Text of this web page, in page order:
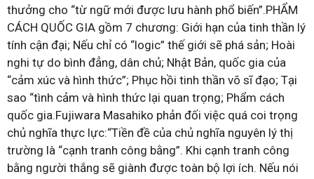
thưởng cho “từ ngữ mới được lưu hành phổ biến”.PHẨM
CÁCH QUỐC GIA gồm 7 chương: Giới hạn của tinh thần lý
tính cận đại; Nếu chỉ có “logic” thế giới sẽ phá sản; Hoài
nghi tự do bình đẳng, dân chủ; Nhật Bản, quốc gia của
“cảm xúc và hình thức”; Phục hồi tinh thần võ sĩ đạo; Tại
sao “tình cảm và hình thức lại quan trọng; Phẩm cách
quốc gia.Fujiwara Masahiko phản đối việc quá coi trọng
chủ nghĩa thực lực:“Tiền đề của chủ nghĩa nguyên lý thị
trường là “cạnh tranh công bằng”. Khi cạnh tranh công
bằng người thắng sẽ giành được toàn bộ lợi ích. Nếu nói